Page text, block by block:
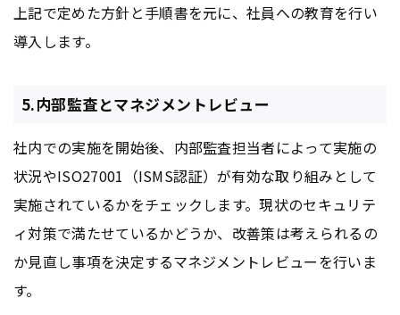
上記で定めた方針と手順書を元に、社員への教育を行い
導入します。
5.内部監査とマネジメントレビュー
社内での実施を開始後、内部監査担当者によって実施の
状況やISO27001（ISMS認証）が有効な取り組みとして
実施されているかをチェックします。現状のセキュリテ
ィ対策で満たせているかどうか、改善策は考えられるの
か見直し事項を決定するマネジメントレビューを行いま
す。